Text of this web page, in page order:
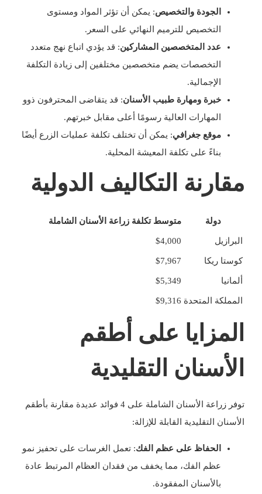
الجودة والتخصيص: يمكن أن تؤثر المواد ومستوى
التخصيص للترميم النهائي على السعر.
عدد المتخصصين المشاركين: قد يؤدي اتباع نهج متعدد
التخصصات يضم متخصصين مختلفين إلى زيادة التكلفة
الإجمالية.
خبرة ومهارة طبيب الأسنان: قد يتقاضى المحترفون ذوو
المهارات العالية رسومًا أعلى مقابل خبرتهم.
موقع جغرافي: يمكن أن تختلف تكلفة عمليات الزرع أيضًا
بناءً على تكلفة المعيشة المحلية.
مقارنة التكاليف الدولية
دولة متوسط تكلفة زراعة الأسنان الشاملة
البرازيل $4,000
كوستا ريكا $7,967
ألمانيا $5,349
المملكة المتحدة $9,316
المزايا على أطقم
الأسنان التقليدية
توفر زراعة الأسنان الشاملة على 4 فوائد عديدة مقارنة بأطقم
الأسنان التقليدية القابلة للإزالة:
الحفاظ على عظم الفك: تعمل الغرسات على تحفيز نمو
عظم الفك، مما يخفف من فقدان العظام المرتبط عادة
بالأسنان المفقودة.